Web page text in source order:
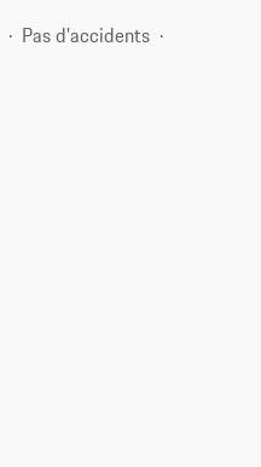
Pas d'accidents